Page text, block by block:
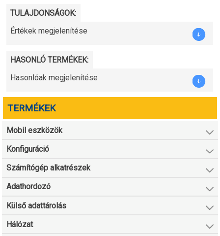
TULAJDONSÁGOK:
Értékek megjelenítése
HASONLÓ TERMÉKEK:
Hasonlóak megjelenítése
TERMÉKEK
Mobil eszközök
Konfiguráció
Számítógép alkatrészek
Adathordozó
Külső adattárolás
Hálózat